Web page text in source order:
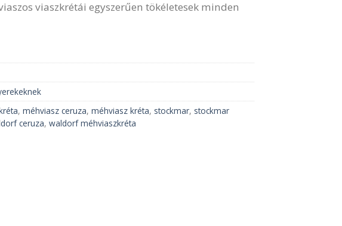
viaszkrétái egyszerűen tökéletesek minden
, méhviasz ceruza, méhviasz kréta, stockmar, stockmar
ceruza, waldorf méhviaszkréta